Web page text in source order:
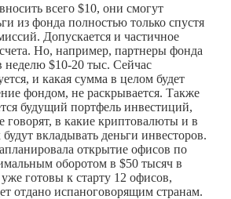
всего $10, они смогут
из фонда полностью только спустя
Допускается и частичное
Но, например, партнеры фонда
неделю $10-20 тыс. Сейчас
и какая сумма в целом будет
фондом, не раскрывается. Также
будущий портфель инвестиций,
говорят, в какие криптовалюты и в
вкладывать деньги инвесторов.
открытие офисов по
оборотом в $50 тысяч в
готовы к старту 12 офисов,
отдано испаноговорящим странам.